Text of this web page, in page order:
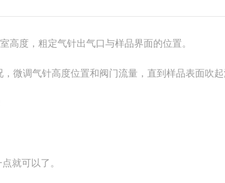
高度，粗定气针出气口与样品界面的位置。
微调气针高度位置和阀门流量，直到样品表面吹起
就可以了。